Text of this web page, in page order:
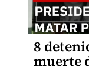
8
muerte